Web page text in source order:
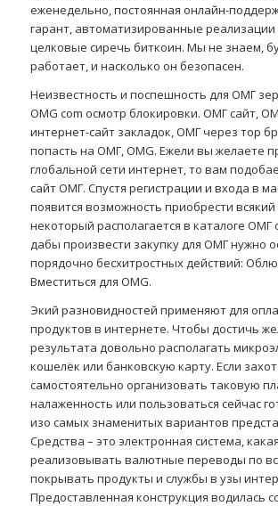
еженедельно, постоянная онлайн-
гарант, автоматизированные реализации
целковые сиречь биткоин. Мы не знаем,
работает, и насколько он безопасен.
Неизвестность и поспешность для ОМГ
OMG com осмотр блокировки. ОМГ сайт,
интернет-сайт закладок, ОМГ через тор
попасть на ОМГ, OMG. Ежели вы желаете
глобальной сети интернет, то вам
сайт ОМГ. Спустя регистрации и входа в
появится возможность приобрести всякий
некоторый располагается в каталоге ОМГ
дабы произвести закупку для ОМГ нужно
порядочно бесхитростных действий:
Вместиться для OMG.
Экий разновидностей применяют для
продуктов в интернете. Чтобы достичь
результата довольно располагать
кошелёк или банковскую карту. Если
самостоятельно организовать таковую
налаженность или пользоваться сейчас
изо самых знаменитых вариантов
Средства – это электронная система,
реализовывать валютные переводы по
покрывать продукты и службы в узы
Предоставленная конструкция водилась